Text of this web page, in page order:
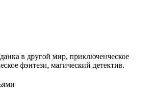
в другой мир, приключенческое
фэнтези, магический детектив.